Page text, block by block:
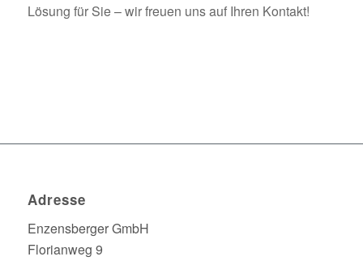
Lösung für Sie – wir freuen uns auf Ihren Kontakt!
Adresse
Enzensberger GmbH
Florianweg 9